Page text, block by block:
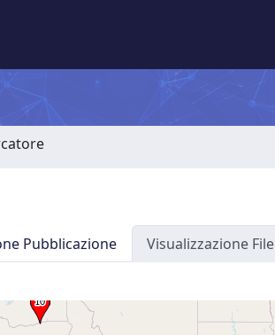
Pubblicazione Visualizzazione File